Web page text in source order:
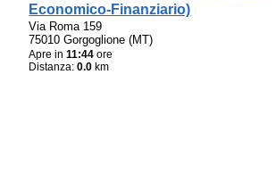
Economico-Finanziario)
Via Roma 159
75010 Gorgoglione (MT)
Apre in11:44 ore
Distanza:0.0 km